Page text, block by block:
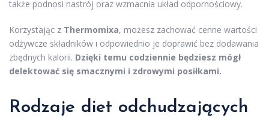
także podnosi nastrój oraz wzmacnia układ odpornościowy.
Korzystając z Thermomixa, możesz zachować cenne wartości
odżywcze składników i odpowiednio je doprawić bez dodawania
zbędnych kalorii. Dzięki temu codziennie będziesz mógł
delektować się smacznymi i zdrowymi posiłkami.
Rodzaje diet odchudzających